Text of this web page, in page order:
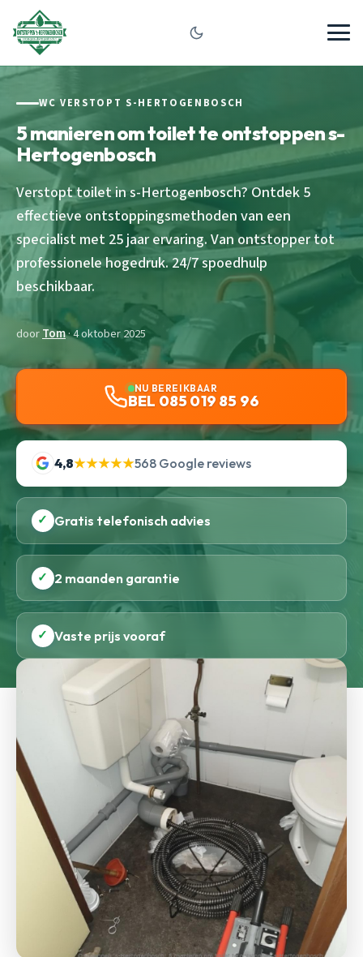
WC VERSTOPT S-HERTOGENBOSCH
5 manieren om toilet te ontstoppen s-
Hertogenbosch
Verstopt toilet in s-Hertogenbosch? Ontdek 5
effectieve ontstoppingsmethoden van een
specialist met 25 jaar ervaring. Van ontstopper tot
professionele hogedruk. 24/7 spoedhulp
beschikbaar.
doorTom· 4 oktober 2025
NU BEREIKBAAR
BEL 085 019 85 96
4,8★★★★★568 Google reviews
✓ Gratis telefonisch advies
✓ 2 maanden garantie
✓ Vaste prijs vooraf